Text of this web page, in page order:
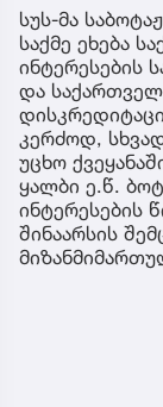
სუს-მა
საქმე ეხება
ინტერესების
და
კერძოდ,
უცხო
ყალბი ე.წ.
ინტერესების
შინაარსის